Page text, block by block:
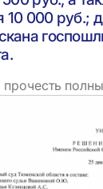
10 000 руб.;
прочесть